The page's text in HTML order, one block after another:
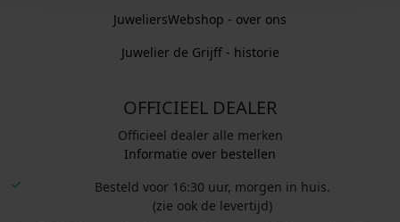
JuweliersWebshop - over ons
Juwelier de Grijff - historie
OFFICIEEL DEALER
Officieel dealer alle merken
Informatie over bestellen
Besteld voor 16:30 uur, morgen in huis.
(zie ook de levertijd)